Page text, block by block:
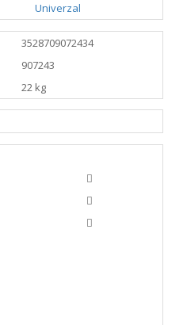
Univerzal
3528709072434
907243
22 kg